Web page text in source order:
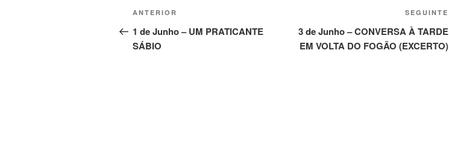
ANTERIOR
1 de Junho – UM PRATICANTE
SÁBIO
SEGUINTE
3 de Junho – CONVERSA À TARDE
EM VOLTA DO FOGÃO (EXCERTO)